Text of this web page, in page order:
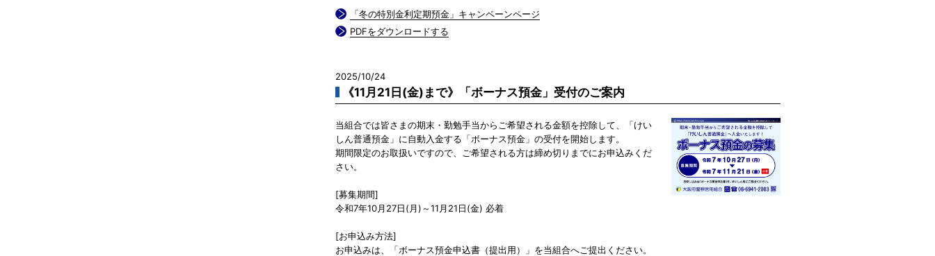
「冬の特別金利定期預金」キャンペーンページ
PDFをダウンロードする
2025/10/24
《11月21日(金)まで》「ボーナス預金」受付のご案内
当組合では皆さまの期末・勤勉手当からご希望される金額を控除して、「けい
しん普通預金」に自動入金する「ボーナス預金」の受付を開始します。
期間限定のお取扱いですので、ご希望される方は締め切りまでにお申込みくだ
さい。
[募集期間]
令和7年10月27日(月)～11月21日(金) 必着
[お申込み方法]
お申込みは、「ボーナス預金申込書（提出用）」を当組合へご提出ください。